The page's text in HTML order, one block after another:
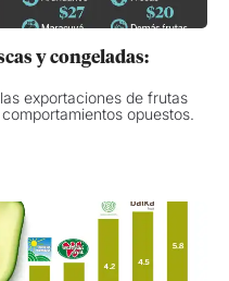
y congeladas:
exportaciones de frutas
opuestos.